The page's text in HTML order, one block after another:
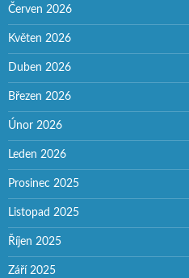
Červen 2026
Květen 2026
Duben 2026
Březen 2026
Únor 2026
Leden 2026
Prosinec 2025
Listopad 2025
Říjen 2025
Září 2025